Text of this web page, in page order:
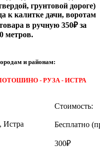
грунтовой дороге)
к калитке дачи, воротам
в ручную 350₽ за
метров.
и районам:
- РУЗА - ИСТРА
Стоимость:
Истра Бесплатно
300₽